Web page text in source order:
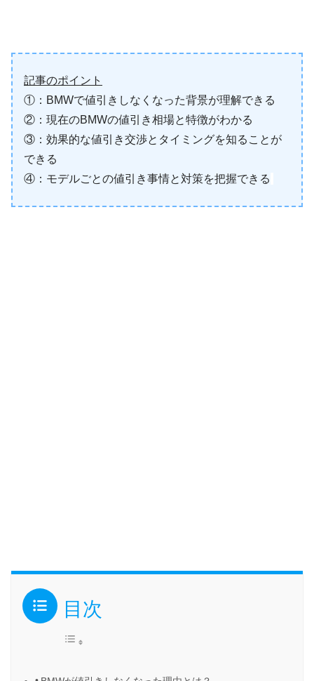
記事のポイント
①：BMWで値引きしなくなった背景が理解できる
②：現在のBMWの値引き相場と特徴がわかる
③：効果的な値引き交渉とタイミングを知ることが
できる
④：モデルごとの値引き事情と対策を把握できる
目次